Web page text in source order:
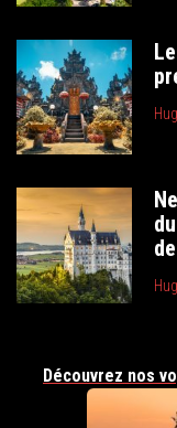
Découvrez nos